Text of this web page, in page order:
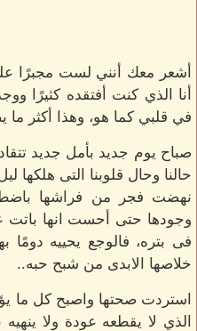
أشعر معك أنني لست مجبرًا
أنا الذي كنت أفتقده كثيرًا
في قلبي كما هو، وهذا أكثر ما
صباح يوم جديد بأمل جديد
حالنا وحال قلوبنا التى هلكها
نهضت فجر من فراشها
وجودها حتى أحست انها
فى بتره، فالوجع يحييه
خلاصها الابدى من شبح حبه..
استردت صحتها واصبح كل ما
الذي لا يقطعه عودة ولا